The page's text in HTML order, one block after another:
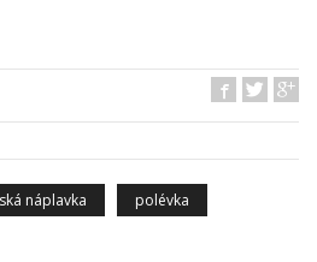
náplavka polévka